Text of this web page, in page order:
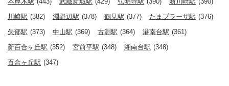
川崎駅 (382) 淵野辺駅 (378) 鶴見駅 (377) たまプラーザ駅 (376)
矢部駅 (373) 中山駅 (369) 古淵駅 (364) 港南台駅 (361)
新百合ヶ丘駅 (352) 宮前平駅 (348) 湘南台駅 (348)
百合ヶ丘駅 (347)